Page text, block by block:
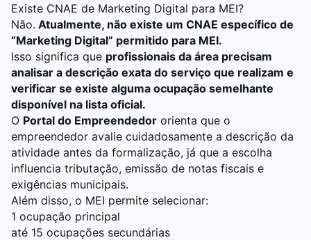
Existe CNAE de Marketing Digital para MEI?
Não. Atualmente, não existe um CNAE específico de
“Marketing Digital” permitido para MEI.
Isso significa que profissionais da área precisam
analisar a descrição exata do serviço que realizam e
verificar se existe alguma ocupação semelhante
disponível na lista oficial.
O Portal do Empreendedor orienta que o
empreendedor avalie cuidadosamente a descrição da
atividade antes da formalização, já que a escolha
influencia tributação, emissão de notas fiscais e
exigências municipais.
Além disso, o MEI permite selecionar:
1 ocupação principal
até 15 ocupações secundárias